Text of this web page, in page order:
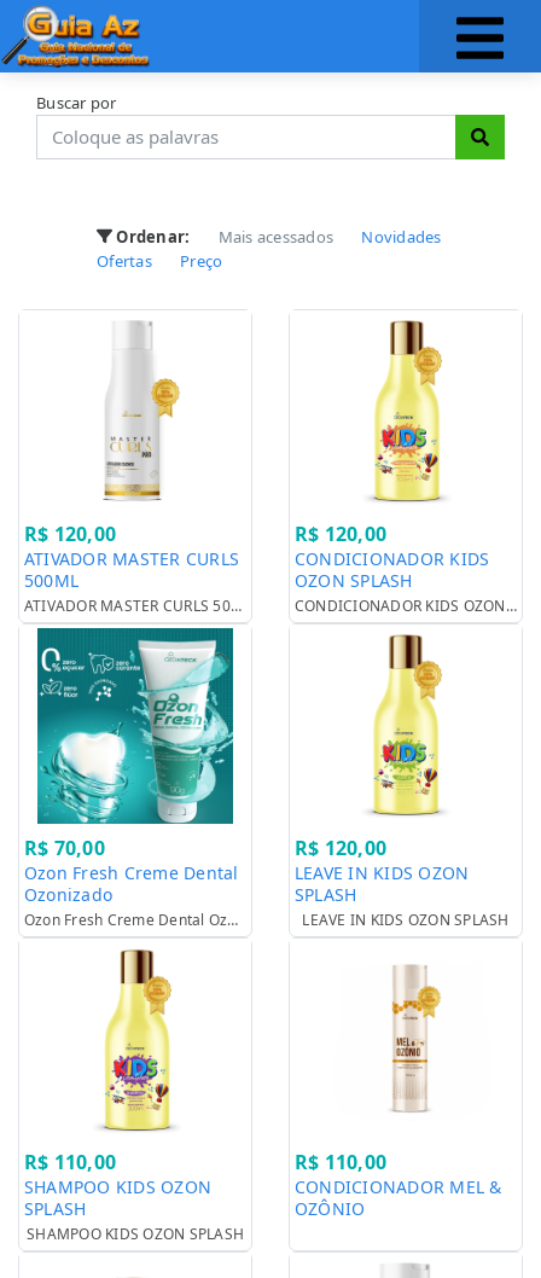
Buscar por
Ordenar: Mais acessados
Novidades
Ofertas
Preço
R$ 120,00
ATIVADOR MASTER CURLS
500ML
ATIVADOR MASTER CURLS 500ML
R$ 120,00
CONDICIONADOR KIDS
OZON SPLASH
CONDICIONADOR KIDS OZON SPLASH
R$ 70,00
Ozon Fresh Creme Dental
Ozonizado
Ozon Fresh Creme Dental Ozonizado
R$ 120,00
LEAVE IN KIDS OZON
SPLASH
LEAVE IN KIDS OZON SPLASH
R$ 110,00
SHAMPOO KIDS OZON
SPLASH
SHAMPOO KIDS OZON SPLASH
R$ 110,00
CONDICIONADOR MEL &
OZÔNIO